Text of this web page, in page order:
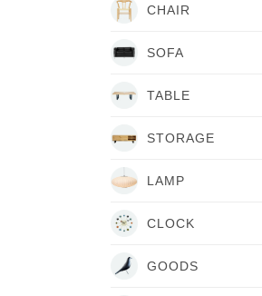
CHAIR
SOFA
TABLE
STORAGE
LAMP
CLOCK
GOODS